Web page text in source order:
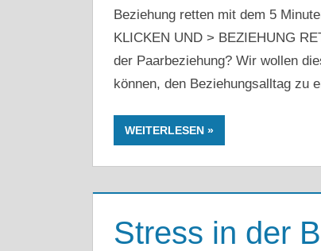
Beziehung retten mit dem 5
KLICKEN UND > BEZIEHUNG
der Paarbeziehung? Wir wollen
können, den Beziehungsalltag zu
WEITERLESEN
Stress in der